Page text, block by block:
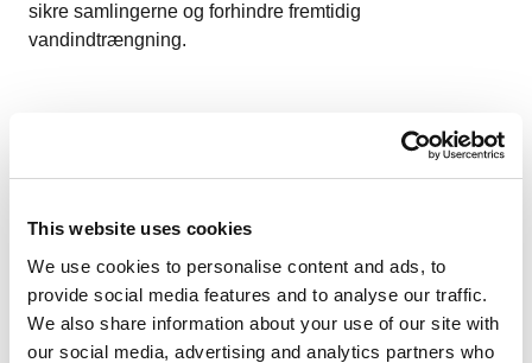
This website uses cookies
We use cookies to personalise content and ads, to
provide social media features and to analyse our traffic.
We also share information about your use of our site with
our social media, advertising and analytics partners who
sikre samlingerne og forhindre fremtidig
vandindtrængning.
kan det være en god idé at kontakte en professionel
tagdækker eller murermester.
Forebyggelse af fremtidige lækager
og vedligeholdelse